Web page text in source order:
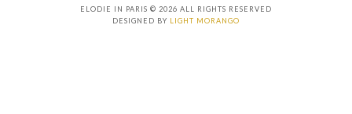
ELODIE IN PARIS © 2026 ALL RIGHTS RESERVED
DESIGNED BY LIGHT MORANGO